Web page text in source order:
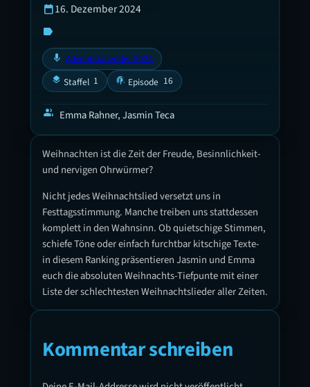
Weihnachten ist die Zeit der Freude, Besinnlichkeit-
und nervigen Ohrwürmer?
Nicht jedes Weihnachtslied versetzt uns in
Festtagsstimmung. Manche treiben uns stattdessen
komplett in den Wahnsinn. Ob quietschige Stimmen,
schiefe Töne oder einfach furchtbar kitschige Texte-
in diesem Ranking präsentieren Jasmin und Emma
euch die absoluten Weihnachts-Tiefpunte mit einer
Liste der schlechtesten Weihnachtslieder aller Zeiten.
Kommentar schreiben
calendar_today16. Dezember 2024
label
mic Adventskalender 2024
layers Staffel 1 podcasts Episode 16
group Emma Rahner, Jasmin Teca